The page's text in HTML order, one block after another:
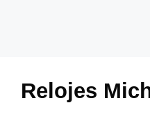
Relojes